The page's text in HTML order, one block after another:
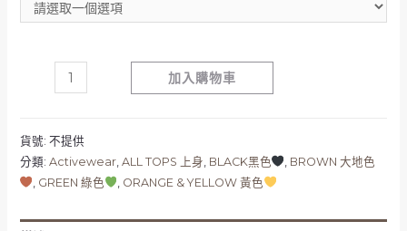
加入購物車
貨號: 不提供
分類: Activewear, ALL TOPS 上身 BLACK黑色
BROWN 大地色
GREEN 綠色 ORANGE & YELLOW 黃色